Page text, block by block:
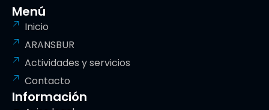
Menú
Inicio
ARANSBUR
Actividades y servicios
Contacto
Información